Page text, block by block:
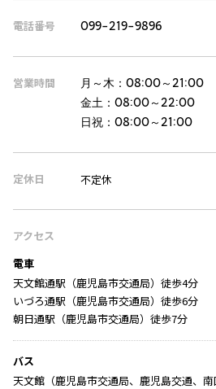
電話番号 099-219-9896
営業時間 月～木：08:00～21:00
金土：08:00～22:00
日祝：08:00～21:00
定休日 不定休
アクセス
電車
天文館通駅（鹿児島市交通局）徒歩4分
いづろ通駅（鹿児島市交通局）徒歩6分
朝日通駅（鹿児島市交通局）徒歩7分
バス
天文館（鹿児島市交通局、鹿児島交通、